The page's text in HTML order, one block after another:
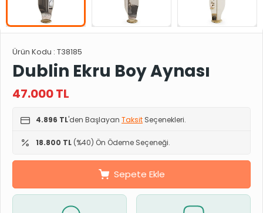
Ürün Kodu : T38185
Dublin Ekru Boy Aynası
47.000TL
4.896 TL'den Başlayan Taksit Seçenekleri.
18.800 TL (%40) Ön Ödeme Seçeneği.
Sepete Ekle